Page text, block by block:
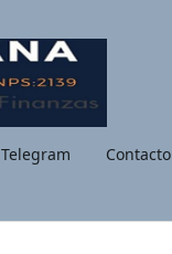
Telegram Contacto